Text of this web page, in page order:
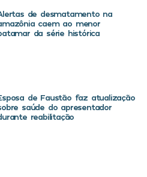
de desmatamento na
caem ao menor
da série histórica
de Faustão faz atualização
saúde do apresentador
reabilitação